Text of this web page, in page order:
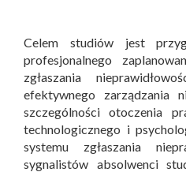
Celem studiów jest
profesjonalnego
zgłaszania
efektywnego zarządzania
szczególności otoczenia
technologicznego i
systemu zgłaszania
sygnalistów absolwenci